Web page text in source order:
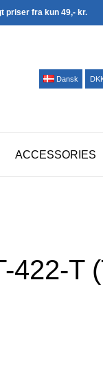
priser fra kun 49,- kr.
Dansk
ACCESSORIES
422-T